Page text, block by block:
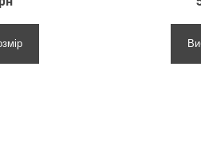
Вибрати розмір